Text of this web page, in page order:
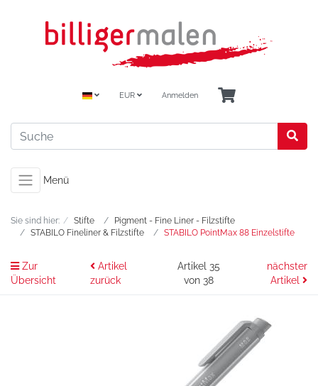
EUR Anmelden
Menü
Sie sind hier: Stifte
Pigment - Fine Liner - Filzstifte
STABILO Fineliner & Filzstifte
STABILO PointMax 88 Einzelstifte
Zur
Übersicht
Artikel
zurück
Artikel 35
von 38
nächster
Artikel